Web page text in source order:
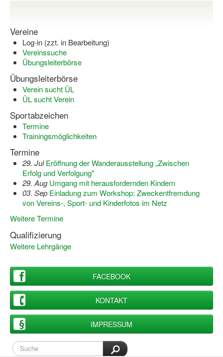
Erste-Hilfe-Ausbildung
Anmeldeformular / Anmeldebedingungen
Bezuschussung Qualifizierung für Dortmunder
Projekte
Open Sports Day
Dortmund lernt Schwimmen
Mädchen in Mannschaftssportarten
Bewegungszwerge
Bewegungskindergarten
Mini-Sportabzeichen
Sportgutschein 4.0
Sport im Ganztag
Integration durch Sport
NRW bewegt seine KINDER!
Vereine
Log-in (zzt. in Bearbeitung)
Vereinssuche
Übungsleiterbörse
Übungsleiterbörse
Verein sucht ÜL
ÜL sucht Verein
Sportabzeichen
Termine
Trainingsmöglichkeiten
Termine
29. Jul Eröffnung der Wanderausstellung „Zwischen
Erfolg und Verfolgung"
29. Aug Umgang mit herausfordernden Kindern
03. Sep Einladung zum Workshop: Zweckentfremdung
von Vereins-, Sport- und Kinderfotos im Netz
Weitere Termine
Qualifizierung
Weitere Lehrgänge
FACEBOOK
KONTAKT
IMPRESSUM